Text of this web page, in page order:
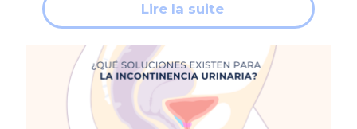
Lire la suite